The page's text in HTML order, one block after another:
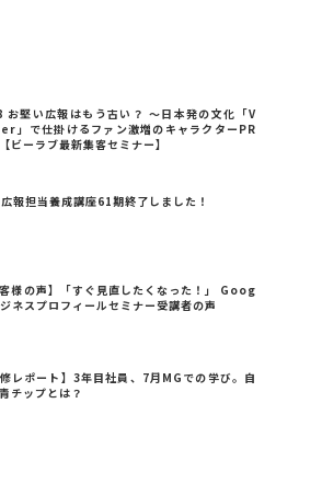
お堅い広報はもう古い？ ～日本発の文化「V
」で仕掛けるファン激増のキャラクターPR
ビーラブ最新集客セミナー】
報担当養成講座61期終了しました！
客様の声】「すぐ見直したくなった！」 Goog
ネスプロフィールセミナー受講者の声
修レポート】3年目社員、7月MGでの学び。自
チップとは？